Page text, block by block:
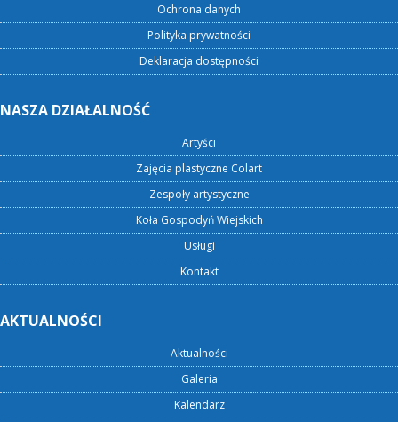
Ochrona danych
Polityka prywatności
Deklaracja dostępności
NASZA DZIAŁALNOŚĆ
Artyści
Zajęcia plastyczne Colart
Zespoły artystyczne
Koła Gospodyń Wiejskich
Usługi
Kontakt
AKTUALNOŚCI
Aktualności
Galeria
Kalendarz